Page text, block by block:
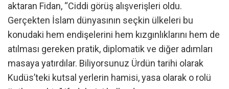
aktaran Fidan, “Ciddi görüş alışverişleri oldu.
Gerçekten İslam dünyasının seçkin ülkeleri bu
konudaki hem endişelerini hem kızgınlıklarını hem de
atılması gereken pratik, diplomatik ve diğer adımları
masaya yatırdılar. Biliyorsunuz Ürdün tarihi olarak
Kudüs’teki kutsal yerlerin hamisi, yasa olarak o rolü